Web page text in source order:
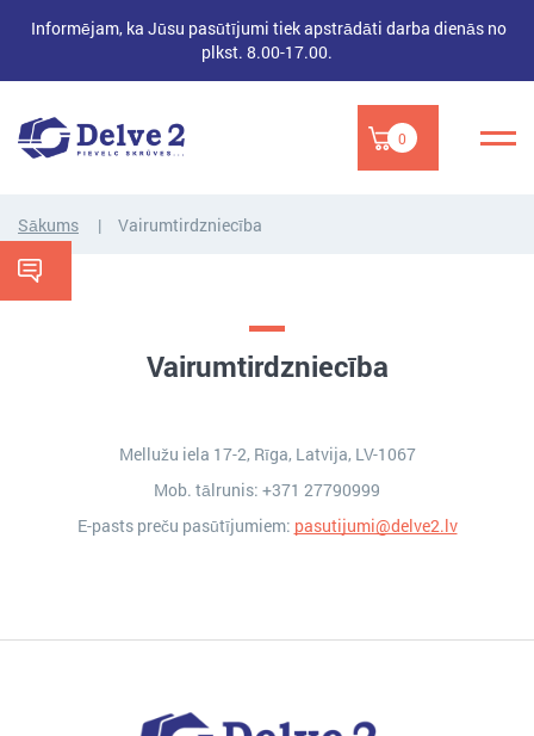
Informējam, ka Jūsu pasūtījumi tiek apstrādāti darba dienās no
plkst. 8.00-17.00.
0
Sākums Vairumtirdzniecība
Vairumtirdzniecība
Mellužu iela 17-2, Rīga, Latvija, LV-1067
Mob. tālrunis: +371 27790999
E-pasts preču pasūtījumiem: pasutijumi@delve2.lv